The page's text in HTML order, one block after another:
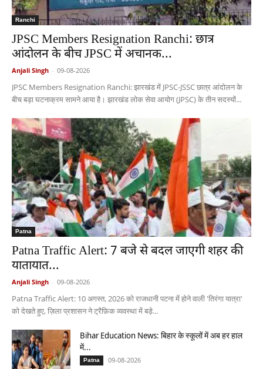
Ranchi
JPSC Members Resignation Ranchi: छात्र
आंदोलन के बीच JPSC में अचानक...
Anjali Singh - 09-08-2026
JPSC Members Resignation Ranchi: झारखंड में JPSC-JSSC छात्र आंदोलन के
बीच बड़ा घटनाक्रम सामने आया है। झारखंड लोक सेवा आयोग (JPSC) के तीन सदस्यों...
Patna
Patna Traffic Alert: 7 बजे से बदल जाएगी शहर की
यातायात...
Anjali Singh - 09-08-2026
Patna Traffic Alert: 10 अगस्त, 2026 को राजधानी पटना में होने वाली 'तिरंगा यात्रा'
को देखते हुए, ज़िला प्रशासन ने ट्रैफ़िक व्यवस्था में बड़े...
Bihar Education News: बिहार के स्कूलों में अब हर हाल
में...
Patna 09-08-2026